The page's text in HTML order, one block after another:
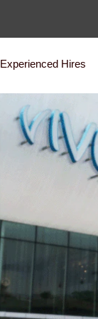
Experienced Hires